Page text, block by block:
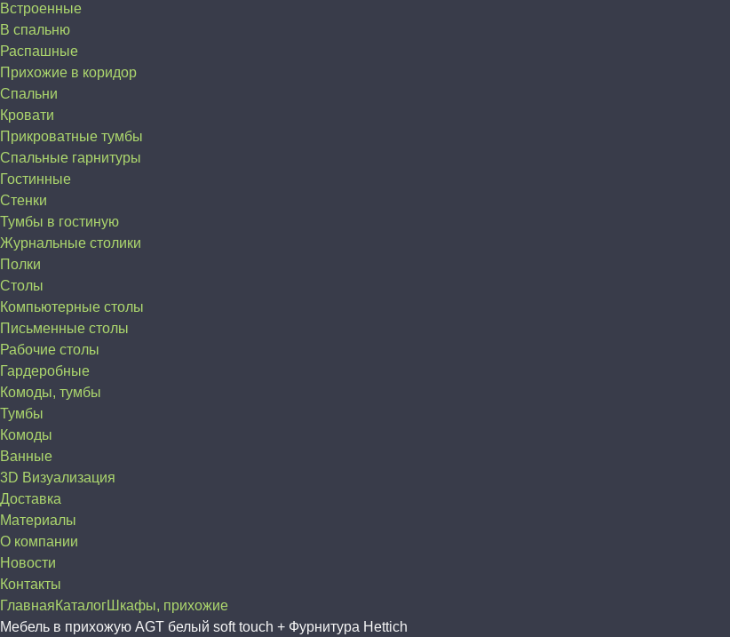
Встроенные
В спальню
Распашные
Прихожие в коридор
Спальни
Кровати
Прикроватные тумбы
Спальные гарнитуры
Гостинные
Стенки
Тумбы в гостиную
Журнальные столики
Полки
Столы
Компьютерные столы
Письменные столы
Рабочие столы
Гардеробные
Комоды, тумбы
Тумбы
Комоды
Ванные
3D Визуализация
Доставка
Материалы
О компании
Новости
Контакты
ГлавнаяКаталогШкафы, прихожие
Мебель в прихожую AGT белый soft touch + Фурнитура Hettich